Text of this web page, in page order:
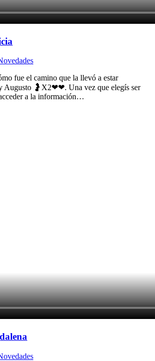
fue el camino que la llevó a estar
Augusto 🤰X2❤❤. Una vez que elegís ser
a la información…